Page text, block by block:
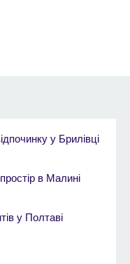
у Брилівці
в Малині
у Полтаві